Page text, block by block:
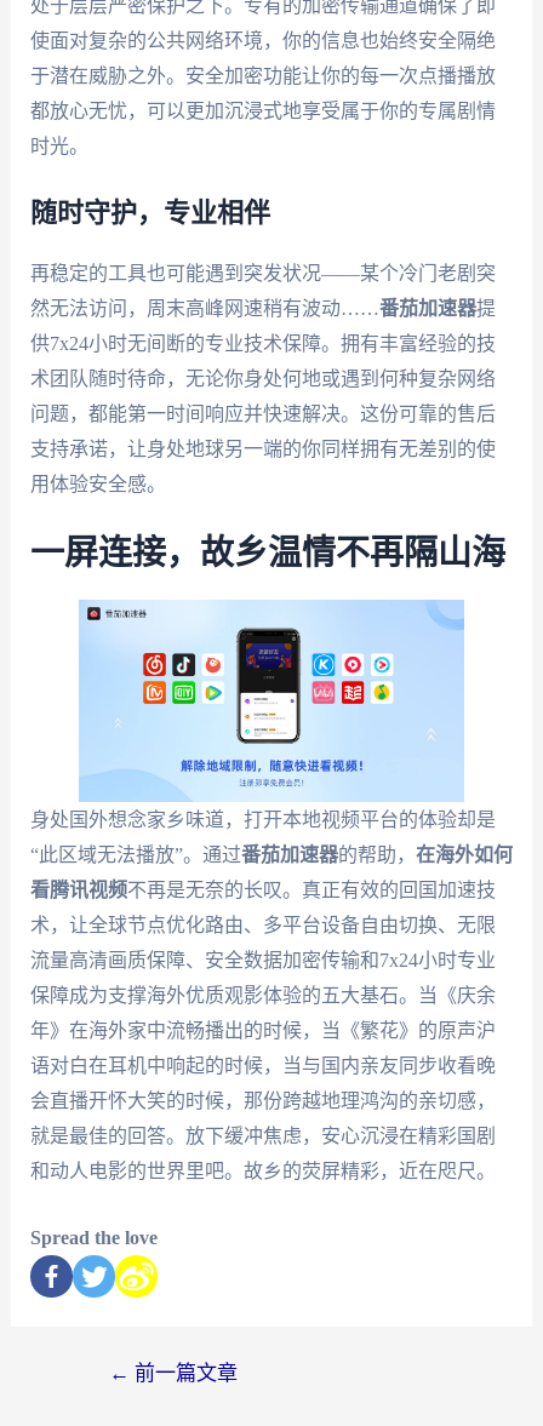
处于层层严密保护之下。专有的加密传输通道确保了即
使面对复杂的公共网络环境，你的信息也始终安全隔绝
于潜在威胁之外。安全加密功能让你的每一次点播播放
都放心无忧，可以更加沉浸式地享受属于你的专属剧情
时光。
随时守护，专业相伴
再稳定的工具也可能遇到突发状况——某个冷门老剧突
然无法访问，周末高峰网速稍有波动……番茄加速器提
供7x24小时无间断的专业技术保障。拥有丰富经验的技
术团队随时待命，无论你身处何地或遇到何种复杂网络
问题，都能第一时间响应并快速解决。这份可靠的售后
支持承诺，让身处地球另一端的你同样拥有无差别的使
用体验安全感。
一屏连接，故乡温情不再隔山海
身处国外想念家乡味道，打开本地视频平台的体验却是
“此区域无法播放”。通过番茄加速器的帮助， 在海外如何
看腾讯视频不再是无奈的长叹。真正有效的回国加速技
术，让全球节点优化路由、多平台设备自由切换、无限
流量高清画质保障、安全数据加密传输和7x24小时专业
保障成为支撑海外优质观影体验的五大基石。当《庆余
年》在海外家中流畅播出的时候，当《繁花》的原声沪
语对白在耳机中响起的时候，当与国内亲友同步收看晚
会直播开怀大笑的时候，那份跨越地理鸿沟的亲切感，
就是最佳的回答。放下缓冲焦虑，安心沉浸在精彩国剧
和动人电影的世界里吧。故乡的荧屏精彩，近在咫尺。
Spread the love
← 前一篇文章